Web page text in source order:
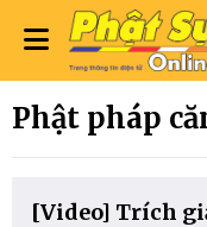
Phật pháp
[Video] Trích